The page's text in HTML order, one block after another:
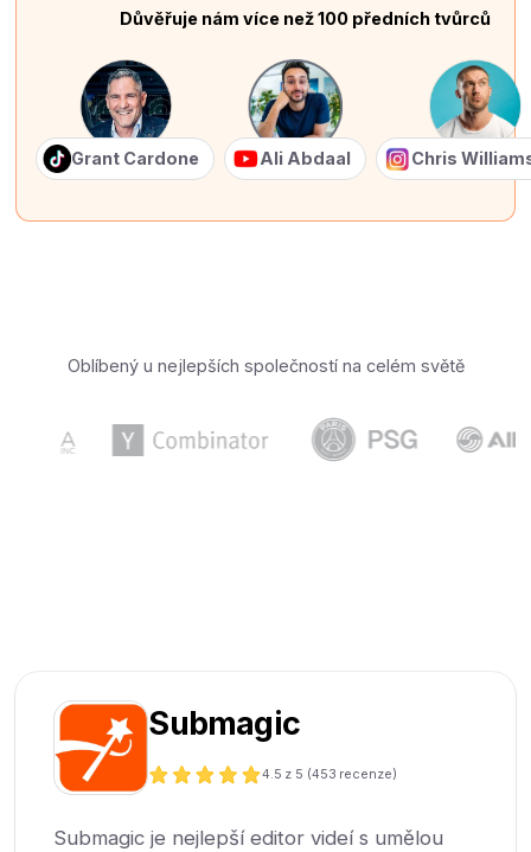
Důvěřuje nám více než 100 předních tvůrců
Grant Cardone Ali Abdaal Chris
Oblíbený u nejlepších společností na celém světě
Submagic
4.5 z 5 (453 recenze)
Submagic je nejlepší editor videí s umělou